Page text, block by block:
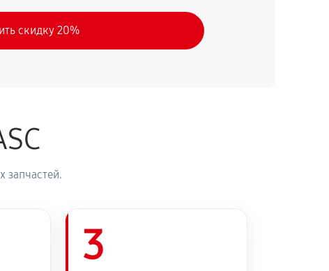
скидку 20%
запчастей.
3